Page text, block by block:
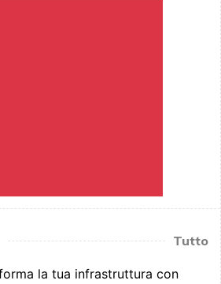
Tutto
la tua infrastruttura con